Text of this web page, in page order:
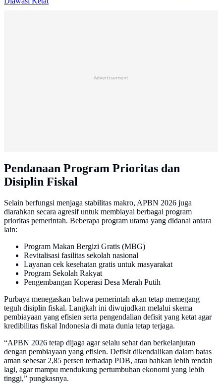
Advertisement
Pendanaan Program Prioritas dan
Disiplin Fiskal
Selain berfungsi menjaga stabilitas makro, APBN 2026 juga
diarahkan secara agresif untuk membiayai berbagai program
prioritas pemerintah. Beberapa program utama yang didanai antara
lain:
Program Makan Bergizi Gratis (MBG)
Revitalisasi fasilitas sekolah nasional
Layanan cek kesehatan gratis untuk masyarakat
Program Sekolah Rakyat
Pengembangan Koperasi Desa Merah Putih
Purbaya menegaskan bahwa pemerintah akan tetap memegang
teguh disiplin fiskal. Langkah ini diwujudkan melalui skema
pembiayaan yang efisien serta pengendalian defisit yang ketat agar
kredibilitas fiskal Indonesia di mata dunia tetap terjaga.
“APBN 2026 tetap dijaga agar selalu sehat dan berkelanjutan
dengan pembiayaan yang efisien. Defisit dikendalikan dalam batas
aman sebesar 2,85 persen terhadap PDB, atau bahkan lebih rendah
lagi, agar mampu mendukung pertumbuhan ekonomi yang lebih
tinggi,” pungkasnya.